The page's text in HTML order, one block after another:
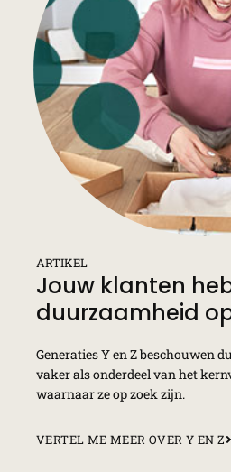
ARTIKEL
Jouw klanten
duurzaamheid
Generaties Y en Z beschouwen
vaker als onderdeel van het
waarnaar ze op zoek zijn.
VERTEL ME MEER OVER Y EN Z